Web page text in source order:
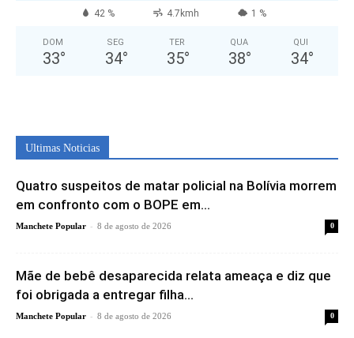
42 % 4.7kmh 1 %
DOM
33°
SEG
34°
TER
35°
QUA
38°
QUI
34°
Ultimas Noticias
Quatro suspeitos de matar policial na Bolívia morrem
em confronto com o BOPE em...
Manchete Popular - 8 de agosto de 2026 0
Mãe de bebê desaparecida relata ameaça e diz que
foi obrigada a entregar filha...
Manchete Popular - 8 de agosto de 2026 0